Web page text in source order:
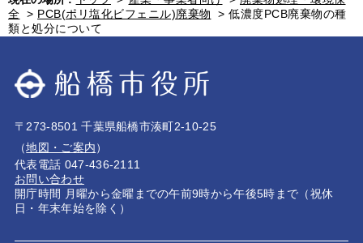
全 > PCB(ポリ塩化ビフェニル)廃棄物 > 低濃度PCB廃棄物の種
類と処分について
〒273-8501 千葉県船橋市湊町2-10-25
（地図・ご案内）
代表電話 047-436-2111
お問い合わせ
開庁時間 月曜から金曜までの午前9時から午後5時まで（祝休
日・年末年始を除く）